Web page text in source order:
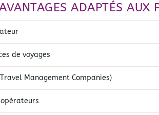
ADAPTÉS AUX
de voyages
Management Companies)